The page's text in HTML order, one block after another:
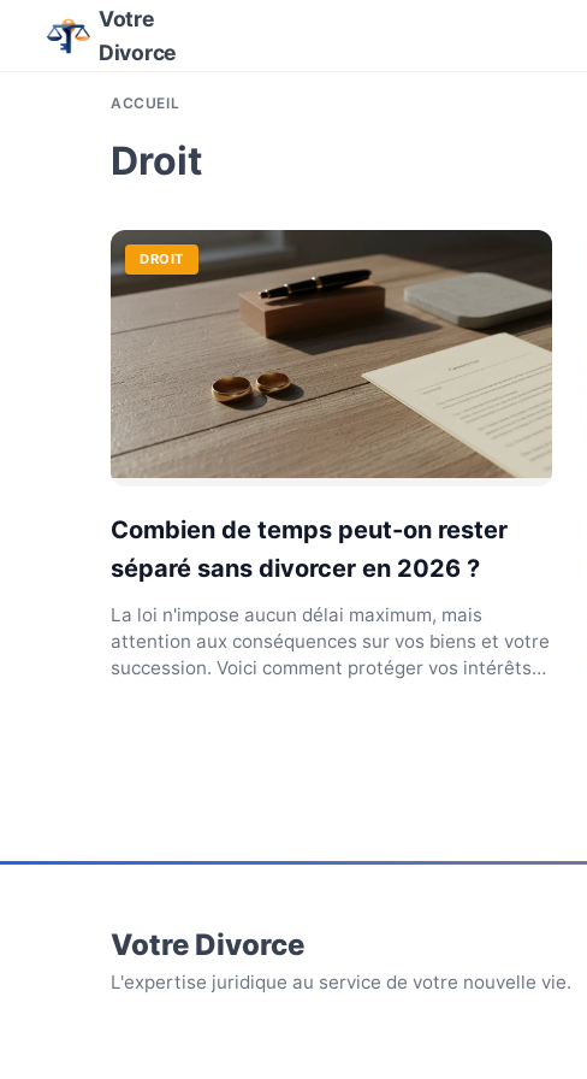
Votre
Divorce
ACCUEIL
Droit
DROIT
Combien de temps peut-on rester
séparé sans divorcer en 2026 ?
La loi n'impose aucun délai maximum, mais
attention aux conséquences sur vos biens et votre
succession. Voici comment protéger vos intérêts
Votre Divorce
L'expertise juridique au service de votre nouvelle vie.